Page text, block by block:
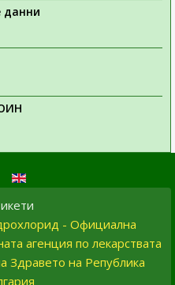
данни
- Официална
агенция по лекарствата
Здравето на Република